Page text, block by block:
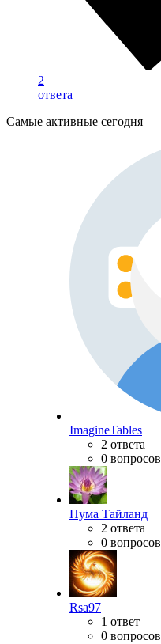
2
ответа
Самые активные сегодня
ImagineTables
2 ответа
0 вопросов
Пума Тайланд
2 ответа
0 вопросов
Rsa97
1 ответ
0 вопросов